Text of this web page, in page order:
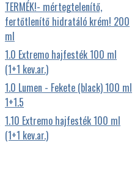
TERMÉK!- mértegtelenítő,
fertőtlenítő hidratáló krém! 200
ml
1.0 Extremo hajfesték 100 ml
(1+1 kev.ar.)
1.0 Lumen - Fekete (black) 100 ml
1+1.5
1.10 Extremo hajfesték 100 ml
(1+1 kev.ar.)